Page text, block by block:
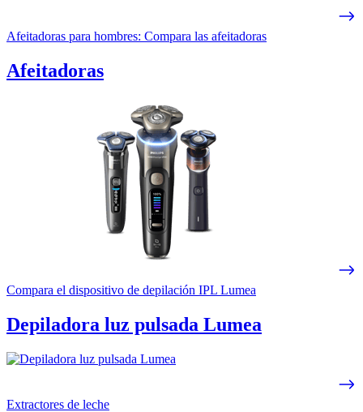
Afeitadoras para hombres: Compara las afeitadoras
Afeitadoras
Compara el dispositivo de depilación IPL Lumea
Depiladora luz pulsada Lumea
Extractores de leche